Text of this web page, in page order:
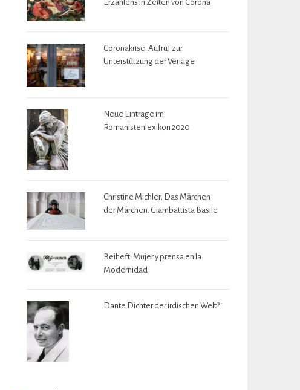
Erzählens in Zeiten von Corona
Coronakrise: Aufruf zur
Unterstützung der Verlage
Neue Einträge im
Romanistenlexikon 2020
Christine Michler, Das Märchen
der Märchen: Giambattista Basile
Beiheft: Mujer y prensa en la
Modernidad
Dante Dichter der irdischen Welt?